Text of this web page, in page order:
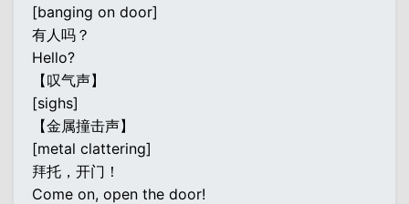
[banging on door]
有人吗？
Hello?
【叹气声】
[sighs]
【金属撞击声】
[metal clattering]
拜托，开门！
Come on, open the door!